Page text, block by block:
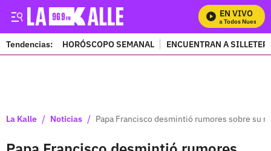
EN VIVO
Mira Todos Nuestros
Tendencias: HORÓSCOPO SEMANAL ENCUENTRAN A
La Kalle / Noticias / Papa Francisco desmintió rumores sobre su